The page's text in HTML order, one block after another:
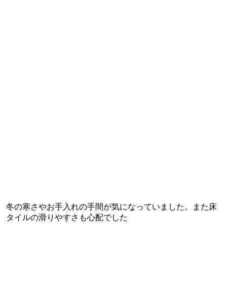
冬の寒さやお手入れの手間が気になっていました。また床
タイルの滑りやすさも心配でした